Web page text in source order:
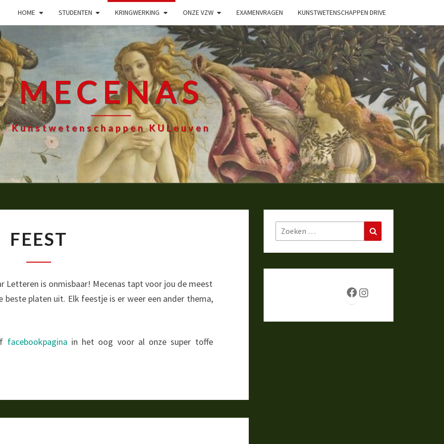
HOME STUDENTEN KRINGWERKING ONZE VZW EXAMENVRAGEN KUNSTWETENSCHAPPEN DRIVE
MECENAS
Kunstwetenschappen KULeuven
FEEST
Letteren is onmisbaar! Mecenas tapt voor jou de meest
platen uit. Elk feestje is er weer een ander thema,
facebookpagina in het oog voor al onze super toffe
Zoeken
naar:
Facebook
Instagram